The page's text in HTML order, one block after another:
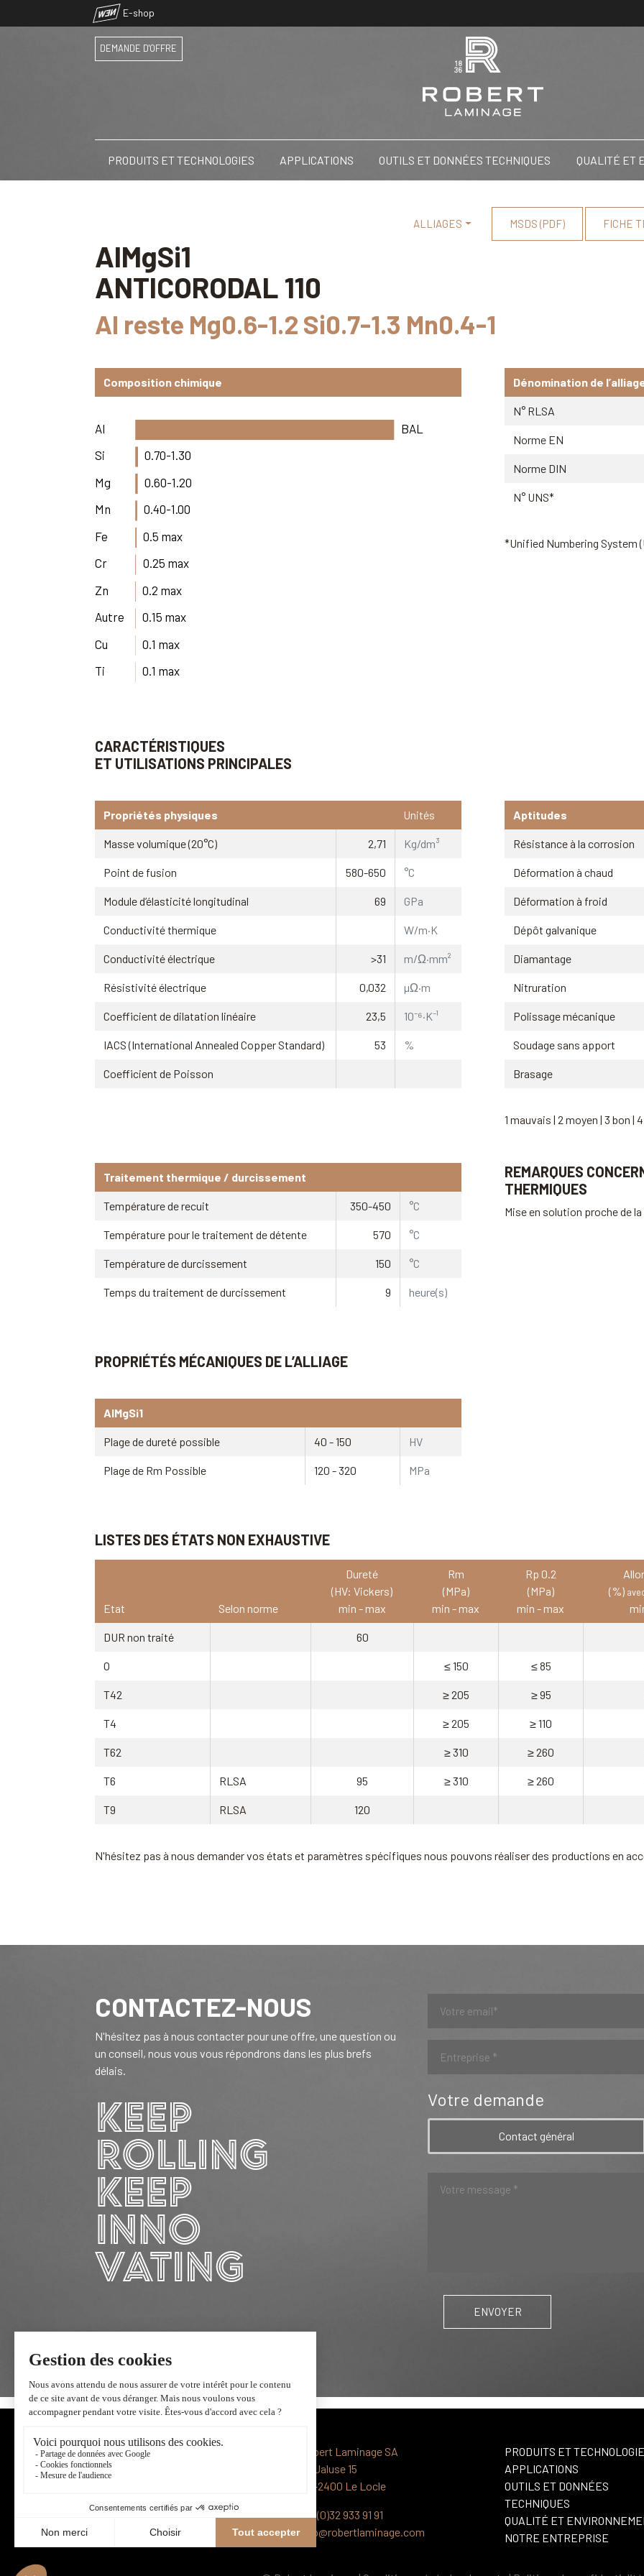
NEW E-shop
DEMANDE D'OFFRE
PRODUITS ET TECHNOLOGIES APPLICATIONS OUTILS ET DONNÉES TECHNIQUES QUALITÉ ET
ALLIAGES MSDS (PDF) FICHE
AlMgSi1
ANTICORODAL 110
Al reste Mg0.6-1.2 Si0.7-1.3 Mn0.4-1
Composition chimique
Al BAL
Si 0.70-1.30
Mg
0.60-1.20
Mn
0.40-1.00
Fe
0.5 max
Cr
0.25 max
Zn
0.2 max
Autre
0.15 max
Cu 0.1 max
Ti 0.1 max
Dénomination de
N° RLSA
Norme EN
Norme DIN
N° UNS*
*Unified Numbering System
CARACTÉRISTIQUES
ET UTILISATIONS PRINCIPALES
Propriétés physiques Unités
Masse volumique (20°C) 2,71 Kg/dm³
Point de fusion 580-650 °C
Module d’élasticité longitudinal 69 GPa
Conductivité thermique W/m·K
Conductivité électrique >31 m/Ω·mm²
Résistivité électrique 0,032 µΩ·m
Coefficient de dilatation linéaire 23,5 10⁻⁶·K⁻¹
IACS (International Annealed Copper Standard) 53 %
Coefficient de Poisson
Aptitudes
Résistance à la corrosion
Déformation à chaud
Déformation à froid
Dépôt galvanique
Diamantage
Nitruration
Polissage mécanique
Soudage sans apport
Brasage
1 mauvais | 2 moyen | 3 bon
Traitement thermique / durcissement
Température de recuit 350-450 °C
Température pour le traitement de détente 570 °C
Température de durcissement 150 °C
Temps du traitement de durcissement 9 heure(s)
REMARQUES
THERMIQUES
Mise en solution proche de
PROPRIÉTÉS MÉCANIQUES DE L’ALLIAGE
AlMgSi1
Plage de dureté possible 40 - 150 HV
Plage de Rm Possible 120 - 320 MPa
LISTES DES ÉTATS NON EXHAUSTIVE
Etat Selon norme
Dureté
(HV: Vickers)
min - max
Rm
(MPa)
min - max
Rp 0.2
(MPa)
min - max
(%)
DUR non traité 60
O ≤ 150 ≤ 85
T42 ≥ 205 ≥ 95
T4 ≥ 205 ≥ 110
T62 ≥ 310 ≥ 260
T6 RLSA 95 ≥ 310 ≥ 260
T9 RLSA 120
N'hésitez pas à nous demander vos états et paramètres spécifiques nous pouvons réaliser des productions en
CONTACTEZ-NOUS
N'hésitez pas à nous contacter pour une offre, une question ou
un conseil, nous vous vous répondrons dans les plus brefs
délais.
Votre demande
Contact général
Robert Laminage SA
La Jaluse 15
CH-2400 Le Locle
+41 (0)32 933 91 91
info@robertlaminage.com
PRODUITS ET
APPLICATIONS
OUTILS ET DONNÉES
TECHNIQUES
QUALITÉ ET
NOTRE ENTREPRISE